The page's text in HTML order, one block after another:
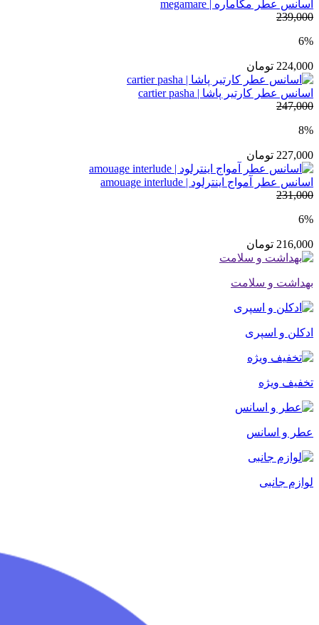
اسانس عطر مگاماره | megamare
239,000
6%
224,000 تومان
اسانس عطر کارتیر پاشا | cartier pasha
247,000
8%
227,000 تومان
اسانس عطر آمواج اینترلود | amouage interlude
231,000
6%
216,000 تومان
بهداشت و سلامت
ادکلن و اسپری
تخفیف ویژه
عطر و اسانس
لوازم جانبی